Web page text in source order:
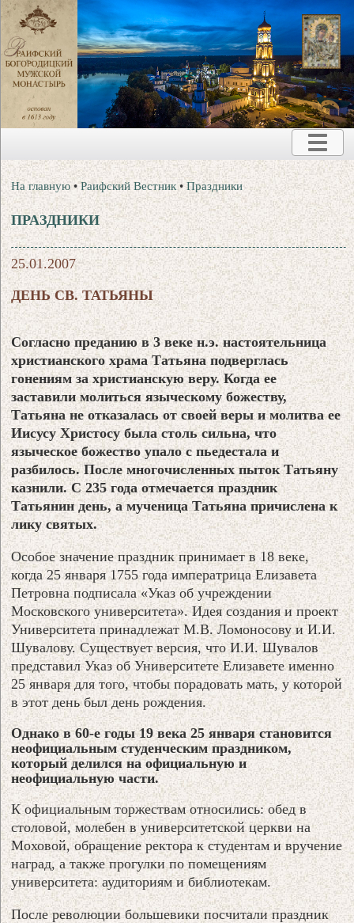
На главную •Раифский Вестник •Праздники
ПРАЗДНИКИ
25.01.2007
ДЕНЬ СВ. ТАТЬЯНЫ
Согласно преданию в 3 веке н.э. настоятельница
христианского храма Татьяна подверглась
гонениям за христианскую веру. Когда ее
заставили молиться языческому божеству,
Татьяна не отказалась от своей веры и молитва ее
Иисусу Христосу была столь сильна, что
языческое божество упало с пьедестала и
разбилось. После многочисленных пыток Татьяну
казнили. С 235 года отмечается праздник
Татьянин день, а мученица Татьяна причислена к
лику святых.
Особое значение праздник принимает в 18 веке,
когда 25 января 1755 года императрица Елизавета
Петровна подписала «Указ об учреждении
Московского университета». Идея создания и проект
Университета принадлежат М.В. Ломоносову и И.И.
Шувалову. Существует версия, что И.И. Шувалов
представил Указ об Университете Елизавете именно
25 января для того, чтобы порадовать мать, у которой
в этот день был день рождения.
Однако в 60-е годы 19 века 25 января становится
неофициальным студенческим праздником,
который делился на официальную и
неофициальную части.
К официальным торжествам относились: обед в
столовой, молебен в университетской церкви на
Моховой, обращение ректора к студентам и вручение
наград, а также прогулки по помещениям
университета: аудиториям и библиотекам.
После революции большевики посчитали праздник